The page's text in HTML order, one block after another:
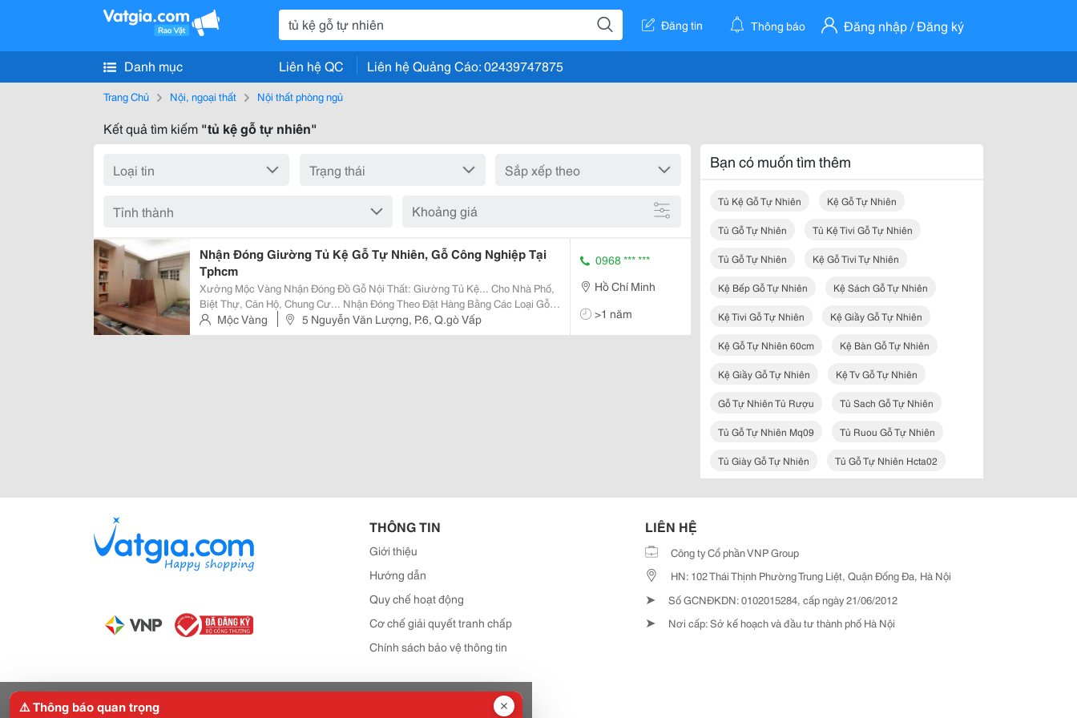
Đăng tin Thông báo Đăng nhập / Đăng ký
Danh mục Liên hệ QC Liên hệ Quảng Cáo: 02439747875
Trang Chủ Nội, ngoại thất Nội thất phòng ngủ
Kết quả tìm kiếm "tủ kệ gỗ tự nhiên"
Khoảng giá
Nhận Đóng Giường Tủ Kệ Gỗ Tự Nhiên, Gỗ Công Nghiệp Tại
Tphcm
Xưởng Mộc Vàng Nhận Đóng Đồ Gỗ Nội Thất: Giường Tủ Kệ... Cho Nhà Phố,
Biệt Thự, Căn Hộ, Chung Cư... Nhận Đóng Theo Đặt Hàng Bằng Các Loại Gỗ
Khác Nhau Theo Yêu Cầu. Liên Hệ 0968292992 Mr Hợp Nhận Đóng Giường
Ngủ Theo Mẫu: Nhận Đóng Tủ Áo
Mộc Vàng 5 Nguyễn Văn Lượng, P.6, Q.gò Vấp
0968 *** ***
Hồ Chí Minh
>1 năm
Bạn có muốn tìm thêm
Tủ Kệ Gỗ Tự Nhiên Kệ Gỗ Tự Nhiên
Tủ Gỗ Tự Nhiên Tủ Kệ Tivi Gỗ Tự Nhiên
Tủ Gỗ Tự Nhiên Kệ Gỗ Tivi Tự Nhiên
Kệ Bếp Gỗ Tự Nhiên Kệ Sách Gỗ Tự Nhiên
Kệ Tivi Gỗ Tự Nhiên Kệ Giầy Gỗ Tự Nhiên
Kệ Gỗ Tự Nhiên 60cm Kệ Bàn Gỗ Tự Nhiên
Kệ Giầy Gỗ Tự Nhiên Kệ Tv Gỗ Tự Nhiên
Gỗ Tự Nhiên Tủ Rượu Tủ Sach Gỗ Tự Nhiên
Tủ Gỗ Tự Nhiên Mq09 Tủ Ruou Gỗ Tự Nhiên
Tủ Giày Gỗ Tự Nhiên Tủ Gỗ Tự Nhiên Hcta02
THÔNG TIN
Giới thiệu
Hướng dẫn
Quy chế hoạt động
Cơ chế giải quyết tranh chấp
Chính sách bảo vệ thông tin
LIÊN HỆ
Công ty Cổ phần VNP Group
HN: 102 Thái Thịnh Phường Trung Liệt, Quận Đống Đa, Hà Nội
➤ Số GCNĐKDN: 0102015284, cấp ngày 21/06/2012
➤ Nơi cấp: Sở kế hoạch và đầu tư thành phố Hà Nội
⚠️ Thông báo quan trọng